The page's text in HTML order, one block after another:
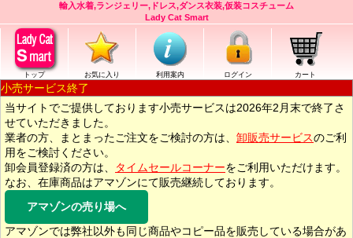
輸入水着,ランジェリー,ドレス,ダンス衣装,仮装コスチューム
Lady Cat Smart
トップ お気に入り 利用案内 ログイン カート
小売サービス終了
当サイトでご提供しております小売サービスは2026年2月末で終了さ
せていただきました。
業者の方、まとまったご注文をご検討の方は、 卸販売サービスのご利
用をご検討ください。
卸会員登録済の方は、
タイムセールコーナーをご利用いただけます。
なお、在庫商品はアマゾンにて販売継続しております。
アマゾンの売り場へ
アマゾンでは弊社以外も同じ商品やコピー品を販売している場合があ